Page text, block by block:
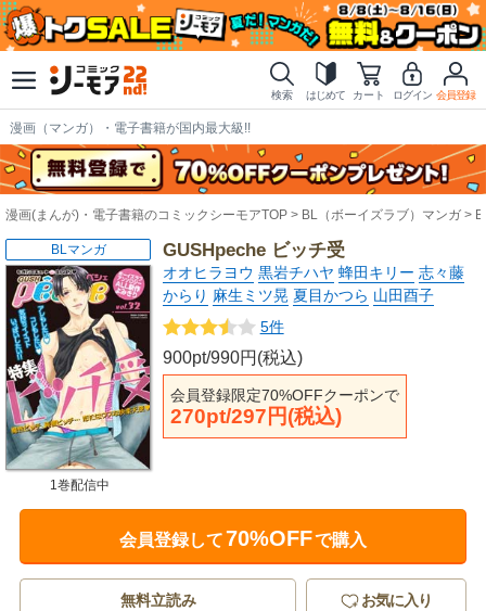
検索 はじめて カート ログイン 会員登録
漫画（マンガ）・電子書籍が国内最大級!!
漫画(まんが)・電子書籍のコミックシーモアTOP BL（ボーイズラブ）マンガ
GUSHpeche ビッチ受
オオヒラヨウ 黒岩チハヤ 蜂田キリー 志々藤
からり 麻生ミツ晃 夏目かつら 山田酉子
5件
900pt/990円(税込)
会員登録限定70%OFFクーポンで
270pt/297円(税込)
BLマンガ
1巻配信中
会員登録して70%OFFで購入
無料立読み お気に入り